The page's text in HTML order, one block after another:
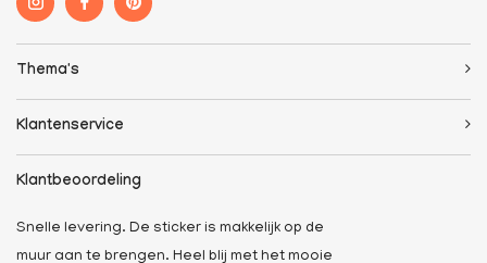
Thema's
Klantenservice
Klantbeoordeling
Snelle levering. De sticker is makkelijk op de
muur aan te brengen. Heel blij met het mooie